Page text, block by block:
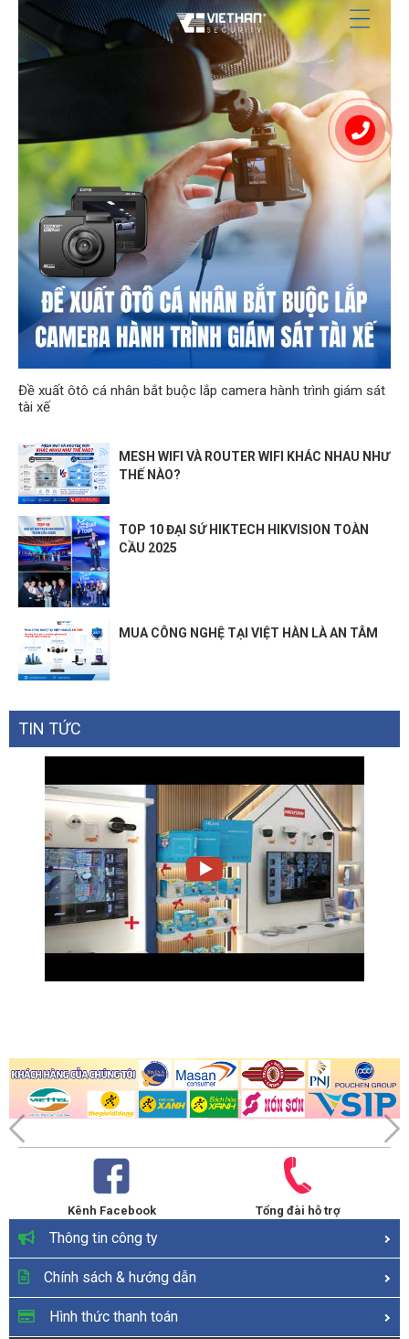
Đề xuất ôtô cá nhân bắt buộc lắp camera hành trình giám sát
tài xế
MESH WIFI VÀ ROUTER WIFI KHÁC NHAU NHƯ
THẾ NÀO?
TOP 10 ĐẠI SỨ HIKTECH HIKVISION TOÀN
CẦU 2025
MUA CÔNG NGHỆ TẠI VIỆT HÀN LÀ AN TÂM
TIN TỨC
Kênh Facebook Tổng đài hỗ trợ
Thông tin công ty
Chính sách & hướng dẫn
Hình thức thanh toán